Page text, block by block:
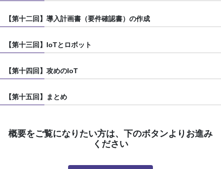
【第十二回】導入計画書（要件確認書）の作成
【第十三回】IoTとロボット
【第十四回】攻めのIoT
【第十五回】まとめ
概要をご覧になりたい方は、下のボタンよりお進み
ください